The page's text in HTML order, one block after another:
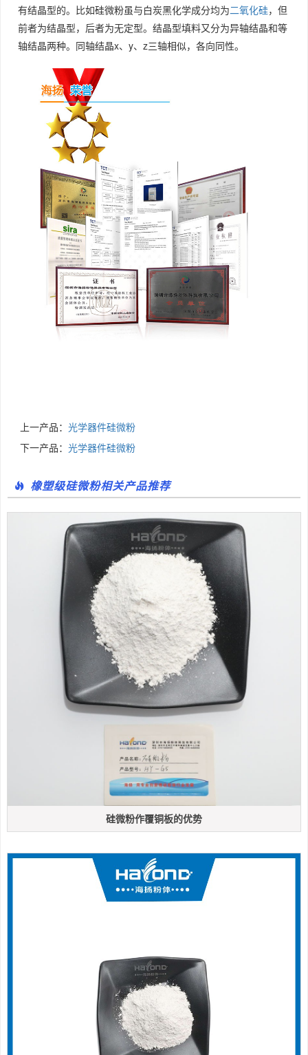
有结晶型的。比如硅微粉虽与白炭黑化学成分均为二氧化硅，但
前者为结晶型，后者为无定型。结晶型填料又分为异轴结晶和等
轴结晶两种。同轴结晶x、y、z三轴相似，各向同性。
上一产品： 光学器件硅微粉
下一产品： 光学器件硅微粉
橡塑级硅微粉相关产品推荐
硅微粉作覆铜板的优势